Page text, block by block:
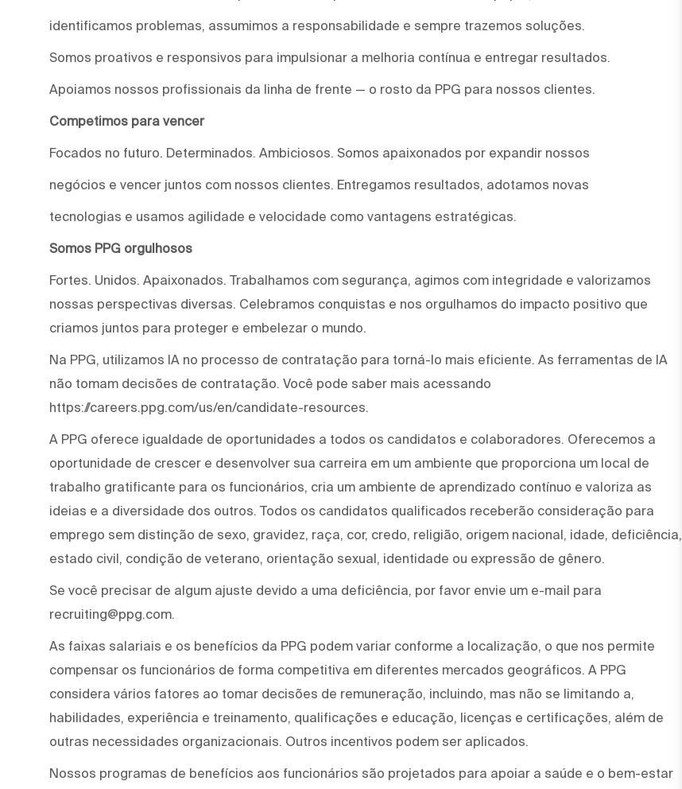
identificamos problemas, assumimos a responsabilidade e sempre trazemos soluções.
Somos proativos e responsivos para impulsionar a melhoria contínua e entregar resultados.
Apoiamos nossos profissionais da linha de frente — o rosto da PPG para nossos clientes.
Competimos para vencer
Focados no futuro. Determinados. Ambiciosos. Somos apaixonados por expandir nossos
negócios e vencer juntos com nossos clientes. Entregamos resultados, adotamos novas
tecnologias e usamos agilidade e velocidade como vantagens estratégicas.
Somos PPG orgulhosos
Fortes. Unidos. Apaixonados. Trabalhamos com segurança, agimos com integridade e valorizamos
nossas perspectivas diversas. Celebramos conquistas e nos orgulhamos do impacto positivo que
criamos juntos para proteger e embelezar o mundo.
Na PPG, utilizamos IA no processo de contratação para torná-lo mais eficiente. As ferramentas de IA
não tomam decisões de contratação. Você pode saber mais acessando
https://careers.ppg.com/us/en/candidate-resources.
A PPG oferece igualdade de oportunidades a todos os candidatos e colaboradores. Oferecemos a
oportunidade de crescer e desenvolver sua carreira em um ambiente que proporciona um local de
trabalho gratificante para os funcionários, cria um ambiente de aprendizado contínuo e valoriza as
ideias e a diversidade dos outros. Todos os candidatos qualificados receberão consideração para
emprego sem distinção de sexo, gravidez, raça, cor, credo, religião, origem nacional, idade, deficiência,
estado civil, condição de veterano, orientação sexual, identidade ou expressão de gênero.
Se você precisar de algum ajuste devido a uma deficiência, por favor envie um e-mail para
recruiting@ppg.com.
As faixas salariais e os benefícios da PPG podem variar conforme a localização, o que nos permite
compensar os funcionários de forma competitiva em diferentes mercados geográficos. A PPG
considera vários fatores ao tomar decisões de remuneração, incluindo, mas não se limitando a,
habilidades, experiência e treinamento, qualificações e educação, licenças e certificações, além de
outras necessidades organizacionais. Outros incentivos podem ser aplicados.
Nossos programas de benefícios aos funcionários são projetados para apoiar a saúde e o bem-estar